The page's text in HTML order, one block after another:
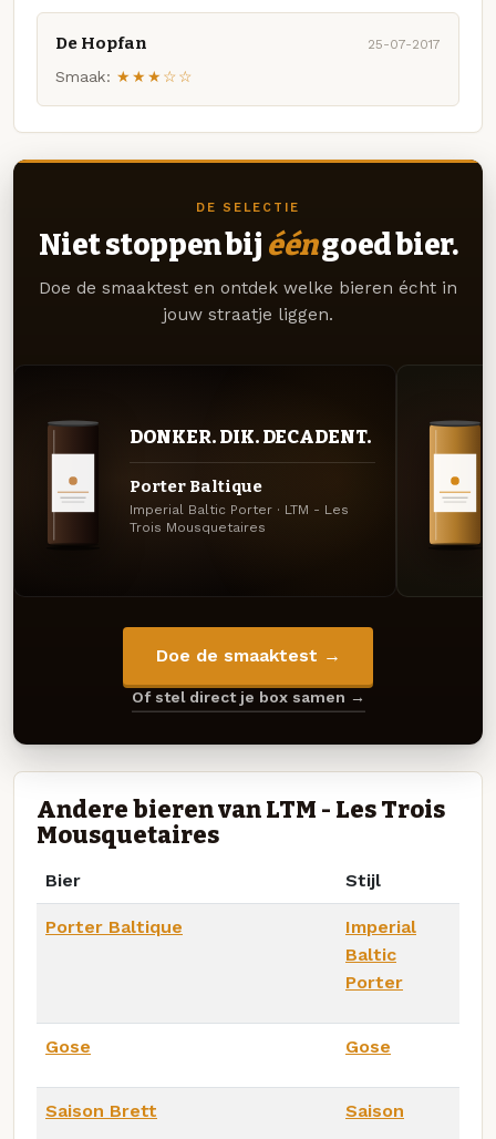
De Hopfan 25-07-2017
Smaak: ★★★☆☆
DE SELECTIE
Niet stoppen bij ééngoed bier.
Doe de smaaktest en ontdek welke bieren écht in
jouw straatje liggen.
DONKER. DIK. DECADENT.
Porter Baltique
Imperial Baltic Porter · LTM - Les
Trois Mousquetaires
Doe de smaaktest →
Of stel direct je box samen →
Andere bieren van LTM - Les Trois
Mousquetaires
Bier Stijl
Porter Baltique
Imperial
Baltic
Porter
Gose Gose
Saison Brett Saison